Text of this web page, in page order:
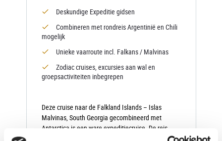
Deskundige Expeditie gidsen
Combineren met rondreis Argentinië en Chili
mogelijk
Unieke vaarroute incl. Falkans / Malvinas
Zodiac cruises, excursies aan wal en
groepsactiviteiten inbegrepen
Deze cruise naar de Falkland Islands – Islas
Malvinas, South Georgia gecombineerd met
Antarctica is een ware expeditiecruise. De reis